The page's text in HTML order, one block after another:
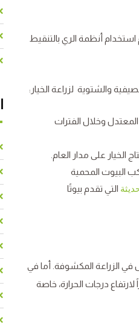
أنظمة الري بالتنقيط
والشتوية لزراعة الخيار:
وخلال الفترات
على مدار العام.
البيوت المحمية
التي تقدم بيوتًا
الزراعة المكشوفة. أما في
درجات الحرارة، خاصة